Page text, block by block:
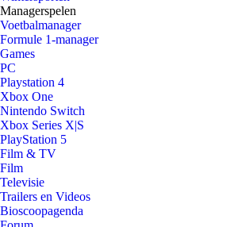
Managerspelen
Voetbalmanager
Formule 1-manager
Games
PC
Playstation 4
Xbox One
Nintendo Switch
Xbox Series X|S
PlayStation 5
Film & TV
Film
Televisie
Trailers en Videos
Bioscoopagenda